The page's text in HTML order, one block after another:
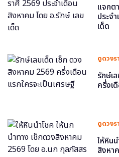
แจกต
ประจ
เด็ด
ดูดวงร
รักษ์เ
ครึ่งเ
ดูดวงร
ให้หิน
สิงหา